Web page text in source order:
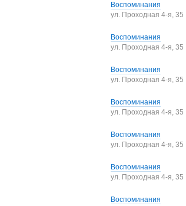
Воспоминания
ул. Проходная 4-я, 35
Воспоминания
ул. Проходная 4-я, 35
Воспоминания
ул. Проходная 4-я, 35
Воспоминания
ул. Проходная 4-я, 35
Воспоминания
ул. Проходная 4-я, 35
Воспоминания
ул. Проходная 4-я, 35
Воспоминания